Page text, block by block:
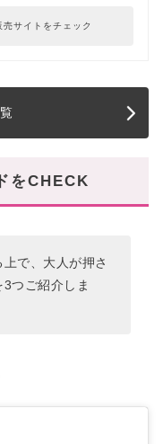
売サイトをチェック
をCHECK
で、大人が押さ
つご紹介しま